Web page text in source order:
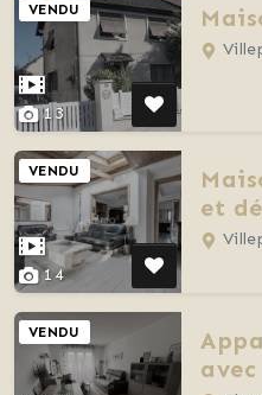
13
VENDU
14
VENDU
et
VENDU